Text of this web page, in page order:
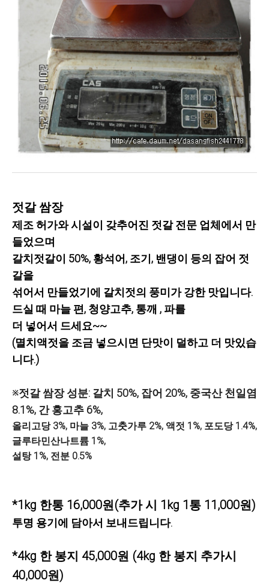
젓갈 쌈장
제조 허가와 시설이 갖추어진 젓갈 전문 업체에서 만
들었으며
갈치젓갈이 50%, 황석어, 조기, 밴댕이 등의 잡어 젓
갈을
섞어서 만들었기에 갈치젓의 풍미가 강한 맛입니다.
드실 때 마늘 편, 청양고추, 통깨 , 파를
더 넣어서 드세요~~
(멸치액젓을 조금 넣으시면 단맛이 덜하고 더 맛있습
니다.)
※젓갈 쌈장 성분: 갈치 50%, 잡어 20%, 중국산 천일염
8.1%, 간 홍고추 6%,
올리고당 3%, 마늘 3%, 고춧가루 2%, 액젓 1%, 포도당 1.4%,
글루타민산나트륨 1%,
설탕 1%, 전분 0.5%
*1kg 한통 16,000원(추가 시 1kg 1통 11,000원)
투명 용기에 담아서 보내드립니다.
*4kg 한 봉지 45,000원 (4kg 한 봉지 추가시
40,000원)